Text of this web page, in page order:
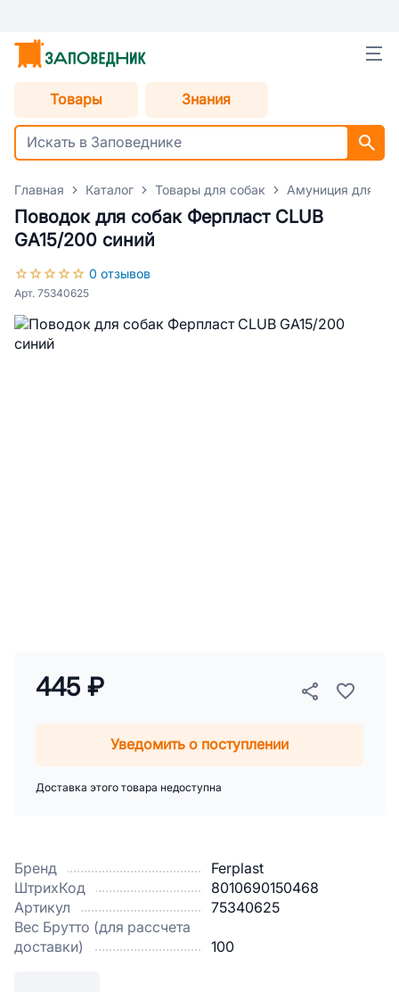
Товары Знания
Главная Каталог Товары для собак Амуниция для
Поводок для собак Ферпласт CLUB
GA15/200 синий
0 отзывов
Арт. 75340625
Бренд
Ferplast
ШтрихКод
8010690150468
Артикул
75340625
Вес Брутто (для рассчета
доставки)
100
445 ₽
Уведомить о поступлении
Доставка этого товара недоступна